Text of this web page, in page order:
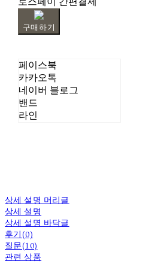
구매하기
페이스북
카카오톡
네이버 블로그
밴드
라인
상세 설명 머리글
상세 설명
상세 설명 바닥글
후기(0)
질문(10)
관련 상품